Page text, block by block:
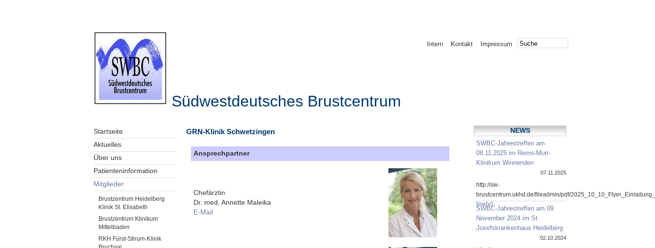
Intern Kontakt Impressum
Südwestdeutsches Brustcentrum
Startseite
Aktuelles
Über uns
Patienteninformation
Mitglieder
Brustzentrum Heidelberg
Klinik St. Elisabeth
Brustzentrum Klinikum
Mittelbaden
RKH Fürst-Stirum-Klinik
GRN-Klinik Schwetzingen
Ansprechpartner
Chefärztin
Dr. med. Annette Maleika
E-Mail
NEWS
SWBC-Jahrestreffen am
08.11.2025 im Rems-Murr-
Klinikum Winnenden
07.11.2025
http://sw-
brustcentrum.ukhd.de/fileadmin/pdf/
[mehr]
SWBC-Jahrestreffen am 09.
November 2024 im St.
Josefskrankenhaus Heidelberg
02.10.2024